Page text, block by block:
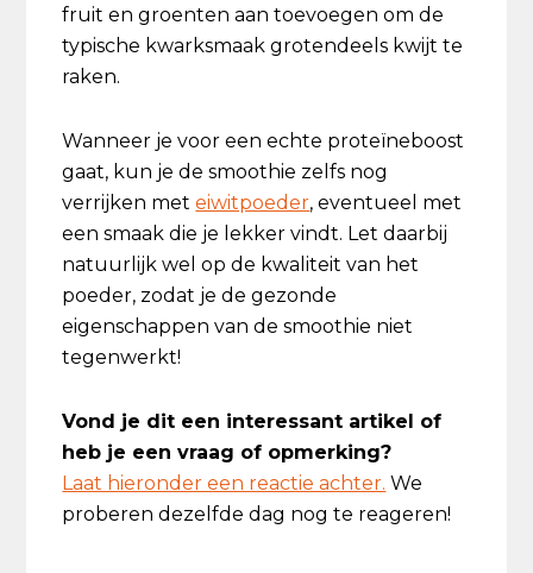
fruit en groenten aan toevoegen om de
typische kwarksmaak grotendeels kwijt te
raken.
Wanneer je voor een echte proteïneboost
gaat, kun je de smoothie zelfs nog
verrijken meteiwitpoeder, eventueel met
een smaak die je lekker vindt. Let daarbij
natuurlijk wel op de kwaliteit van het
poeder, zodat je de gezonde
eigenschappen van de smoothie niet
tegenwerkt!
Vond je dit een interessant artikel of
heb je een vraag of opmerking?
Laat hieronder een reactie achter. We
proberen dezelfde dag nog te reageren!